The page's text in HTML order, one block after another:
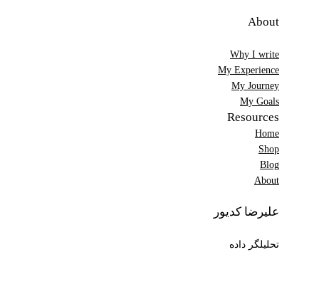
About
Why I write
My Experience
My Journey
My Goals
Resources
Home
Shop
Blog
About
علیرضا کدیور
تحلیلگر داده